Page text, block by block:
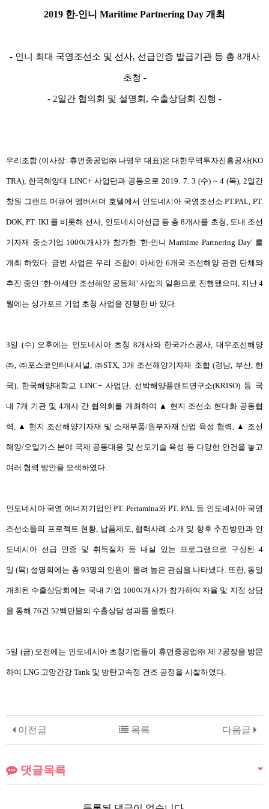
2019 한-인니 Maritime Partnering Day 개최
- 인니 최대 국영조선소 및 선사, 선급인증 발급기관 등 총 8개사
초청 -
- 2일간 협의회 및 설명회 , 수출상담회 진행 -
우리조합 (이사장: 휴먼중공업㈜ 나영우 대표)은 대한무역투자진흥공사(KO
TRA), 한국해양대 LINC+ 사업단과 공동으로 2019. 7. 3 (수) ~ 4 (목), 2일간
창원 그랜드 머큐어 엠버서더 호텔에서 인도네시아 국영조선소 PT.PAL, PT.
DOK, PT. IKI 를 비롯해 선사, 인도네시아선급 등 총 8개사를 초청, 도내 조선
기자재 중소기업 100여개사가 참가한 '한-인니 Maritime Partnering Day' 를
개최 하였다. 금번 사업은 우리 조합이 아세안 6개국 조선해양 관련 단체와
추진 중인 ‘한-아세안 조선해양 공동체 ’ 사업의 일환으로 진행됐으며, 지난 4
월에는 싱가포르 기업 초청 사업을 진행한 바 있다.
3일 (수) 오후에는 인도네시아 초청 8개사와 한국가스공사, 대우조선해양
㈜, ㈜포스코인터내셔널, ㈜STX, 3개 조선해양기자재 조합 (경남, 부산, 한
국), 한국해양대학교 LINC+ 사업단, 선박해양플랜트연구소(KRISO) 등 국
내 7개 기관 및 4개사 간 협의회를 개최하여 ▲ 현지 조선소 현대화 공동협
력, ▲ 현지 조선해양기자재 및 소재부품/원부자재 산업 육성 협력, ▲ 조선
해양/오일가스 분야 국제 공동대응 및 선도기술 육성 등 다양한 안건을 놓고
여러 협력 방안을 모색하였다.
인도네시아 국영 에너지기업인 PT. Pertamina와 PT. PAL 등 인도네시아 국영
조선소들의 프로젝트 현황, 납품제도, 협력사례 소개 및 향후 추진방안과 인
도네시아 선급 인증 및 취득절차 등 내실 있는 프로그램으로 구성된 4
일 (목) 설명회에는 총 93명의 인원이 몰려 높은 관심을 나타냈다. 또한, 동일
개최된 수출상담회에는 국내 기업 100여개사가 참가하여 자율 및 지정 상담
을 통해 76건 52백만불의 수출상담 성과를 올렸다.
5일 (금) 오전에는 인도네시아 초청기업들이 휴먼중공업㈜ 제 2공장을 방문
하여 LNG 고망간강 Tank 및 방탄고속정 건조 공정을 시찰하였다.
이전글 다음글
목록
댓글목록